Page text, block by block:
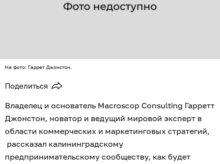
На фото: Гаррет Джонстон.
Поделиться
Владелец и основатель Macroscop Consulting Гарретт
Джонстон, новатор и ведущий мировой эксперт в
области коммерческих и маркетинговых стратегий,
рассказал калининградскому
предпринимательскому сообществу, как будет